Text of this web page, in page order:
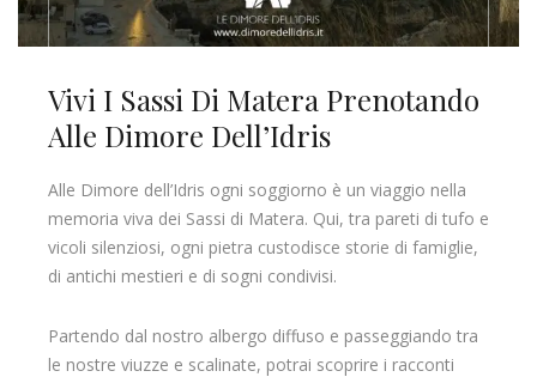
Vivi I Sassi Di Matera Prenotando
Alle Dimore Dell’Idris
Alle Dimore dell’Idris ogni soggiorno è un viaggio nella
memoria viva dei Sassi di Matera. Qui, tra pareti di tufo e
vicoli silenziosi, ogni pietra custodisce storie di famiglie,
di antichi mestieri e di sogni condivisi.
Partendo dal nostro albergo diffuso e passeggiando tra
le nostre viuzze e scalinate, potrai scoprire i racconti